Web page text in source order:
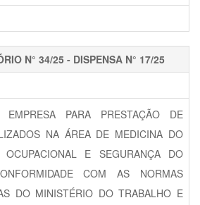
N° 34/25 - DISPENSA N° 17/25
EMPRESA PARA PRESTAÇÃO DE
NA ÁREA DE MEDICINA DO
OCUPACIONAL E SEGURANÇA DO
COM AS NORMAS
DO MINISTÉRIO DO TRABALHO E